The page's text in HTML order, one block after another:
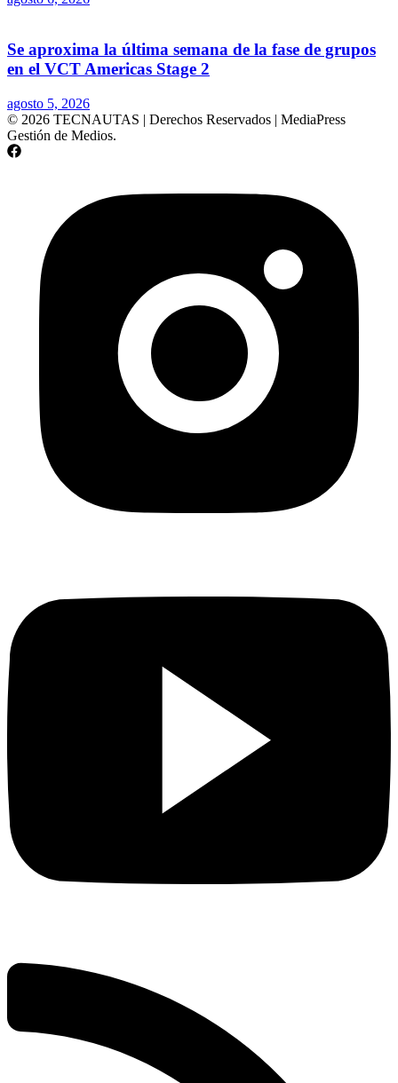
Se aproxima la última semana de la fase de grupos
en el VCT Americas Stage 2
agosto 5, 2026
© 2026 TECNAUTAS | Derechos Reservados | MediaPress
Gestión de Medios.